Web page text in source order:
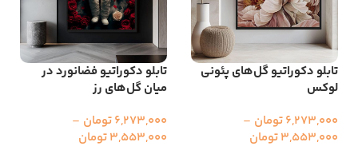
تابلو دکوراتیو گل‌های پئونی
لوکس
6,273,000تومان –
3,553,000تومان
تابلو دکوراتیو فضانورد در
میان گل‌های رز
6,273,000تومان –
3,553,000تومان